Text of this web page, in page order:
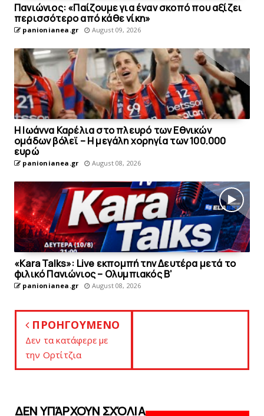
Πανιώνιoς: «Παίζουμε για έναν σκοπό που αξίζει
περισσότερο από κάθε νίκη»
panionianea.gr August 09, 2026
Η Ιωάννα Καρέλια στο πλευρό των Εθνικών
ομάδων βόλεϊ – H μεγάλη χορηγία των 100.000
ευρώ
panionianea.gr August 08, 2026
«Kara Talks»: Live εκπομπή την Δευτέρα μετά το
φιλικό Πανιώνιος – Ολυμπιακός Β’
panionianea.gr August 08, 2026
ΠΡΟΗΓΟΥΜΕΝΟ
Δεν τα κατάφερε με
την Ορτίτζια
ΔΕΝ ΥΠΆΡΧΟΥΝ ΣΧΌΛΙΑ